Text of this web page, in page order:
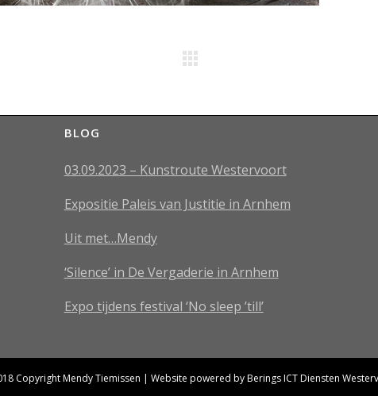
BLOG
03.09.2023 – Kunstroute Westervoort
Expositie Paleis van Justitie in Arnhem
Uit met…Mendy
‘Silence’ in De Vergaderie in Arnhem
Expo tijdens festival ‘No sleep ’till’
Copyright Mendy Tiemissen | Website powered byBerings ICT Diensten